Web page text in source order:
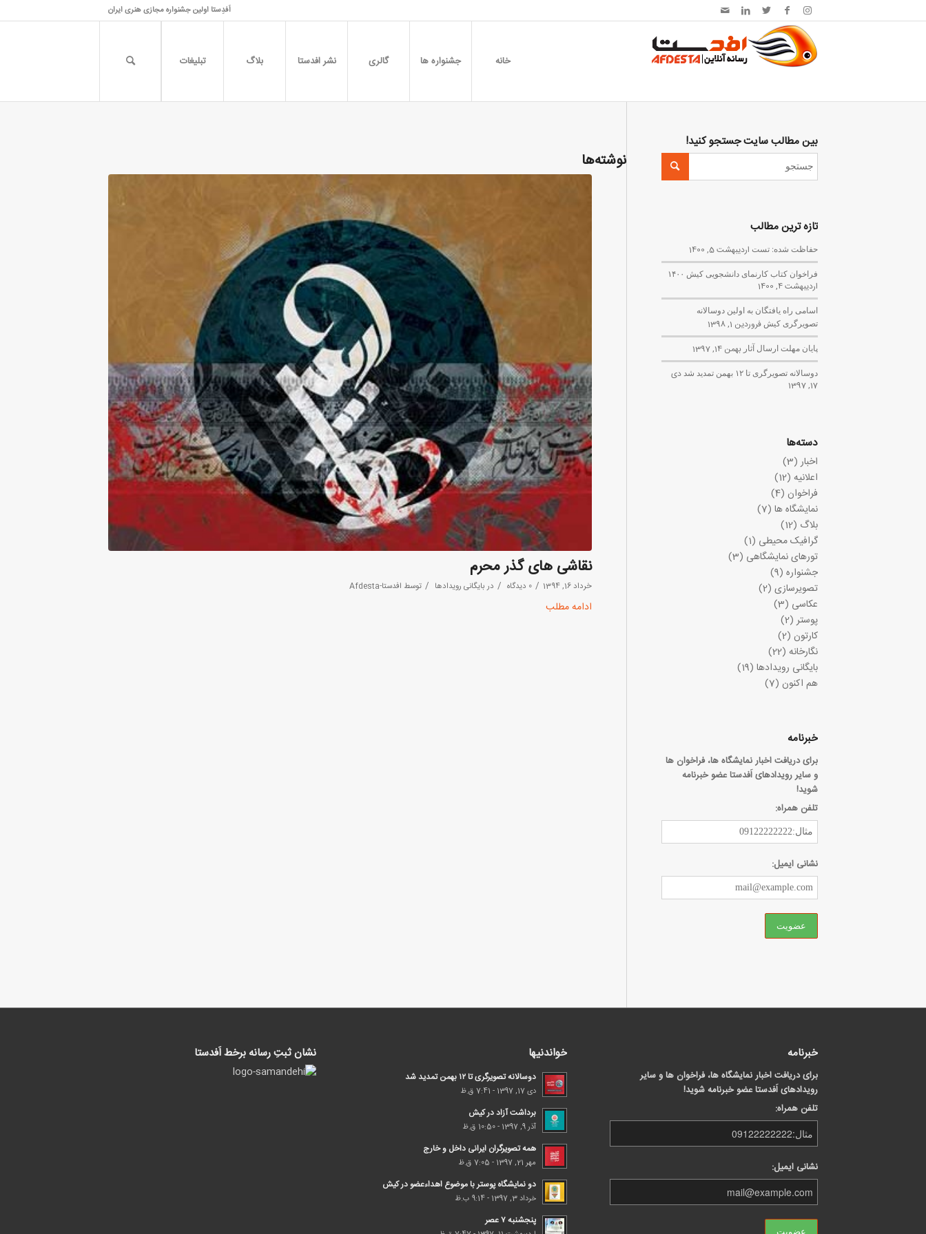
اَفدِستا اولین جشنواره مجازی هنری ایران
خانه جشنواره ها گالری نشر افدستا بلاگ تبلیغات
نوشته‌ها
نقاشی های گذر محرم
خرداد 16, 1394 / 0 دیدگاه / دربایگانی رویدادها / توسط افدستا-Afdesta
ادامه مطلب
بین مطالب سایت جستجو کنید!
تازه ترین مطالب
حفاظت شده: تست اردیبهشت 5, 1400
فراخوان کتاب کارنمای دانشجویی کیش ۱۴۰۰
اردیبهشت 4, 1400
اسامی راه یافتگان به اولین دوسالانه
تصویرگری کیش فروردین 1, 1398
پایان مهلت ارسال آثار بهمن 14, 1397
دوسالانه تصویرگری تا ۱۲ بهمن تمدید شد
دی
17, 1397
دسته‌ها
اخبار(3)
اعلانیه (12)
فراخوان (4)
نمایشگاه ها (7)
بلاگ (12)
گرافیک محیطی (1)
تورهای نمایشگاهی (3)
جشنواره (9)
تصویرسازی (2)
عکاسی (3)
پوستر(2)
کارتون (2)
نگارخانه (22)
بایگانی رویدادها (19)
هم اکنون (7)
خبرنامه
برای دریافت اخبار نمایشگاه ها، فراخوان ها
و سایر رویدادهای اَفدستا عضو خبرنامه
شوید!
تلفن همراه:
نشانی ایمیل:
خبرنامه
برای دریافت اخبار نمایشگاه ها، فراخوان ها و سایر
رویدادهای اَفدستا عضو خبرنامه شوید!
تلفن همراه:
نشانی ایمیل:
خواندنیها
دوسالانه تصویرگری تا ۱۲ بهمن تمدید شد
دی 17, 1397 - 7:41 ق.ظ
برداشت آزاد در کیش
آذر 9, 1397 - 10:50 ق.ظ
همه تصویرگران ایرانی داخل و خارج
مهر 21, 1397 - 7:05 ق.ظ
دو نمایشگاه پوستر با موضوع اهداء‌عضو در کیش
خرداد 3, 1397 - 9:14 ب.ظ
پنجشنبه ۷ عصر
نشان ثبتِ رسانه برخط اَفدستا